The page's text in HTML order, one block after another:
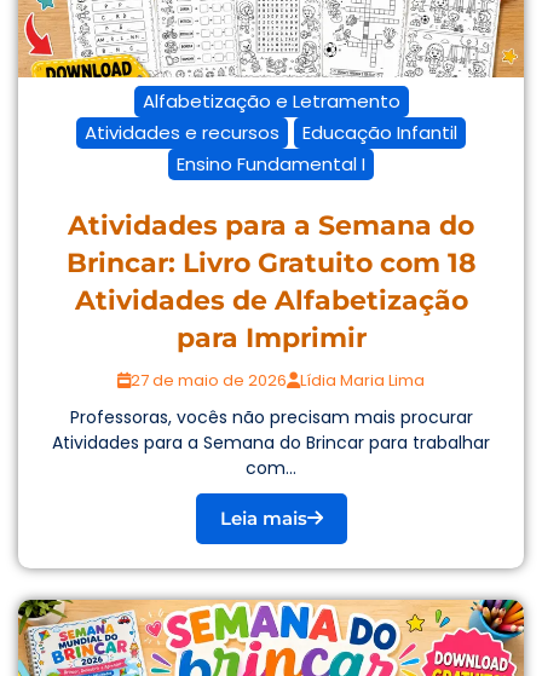
Alfabetização e Letramento
Atividades e recursos
Educação Infantil
Ensino Fundamental I
Atividades para a Semana do
Brincar: Livro Gratuito com 18
Atividades de Alfabetização
para Imprimir
27 de maio de 2026 Lídia Maria Lima
Professoras, vocês não precisam mais procurar
Atividades para a Semana do Brincar para trabalhar
com...
Leia mais